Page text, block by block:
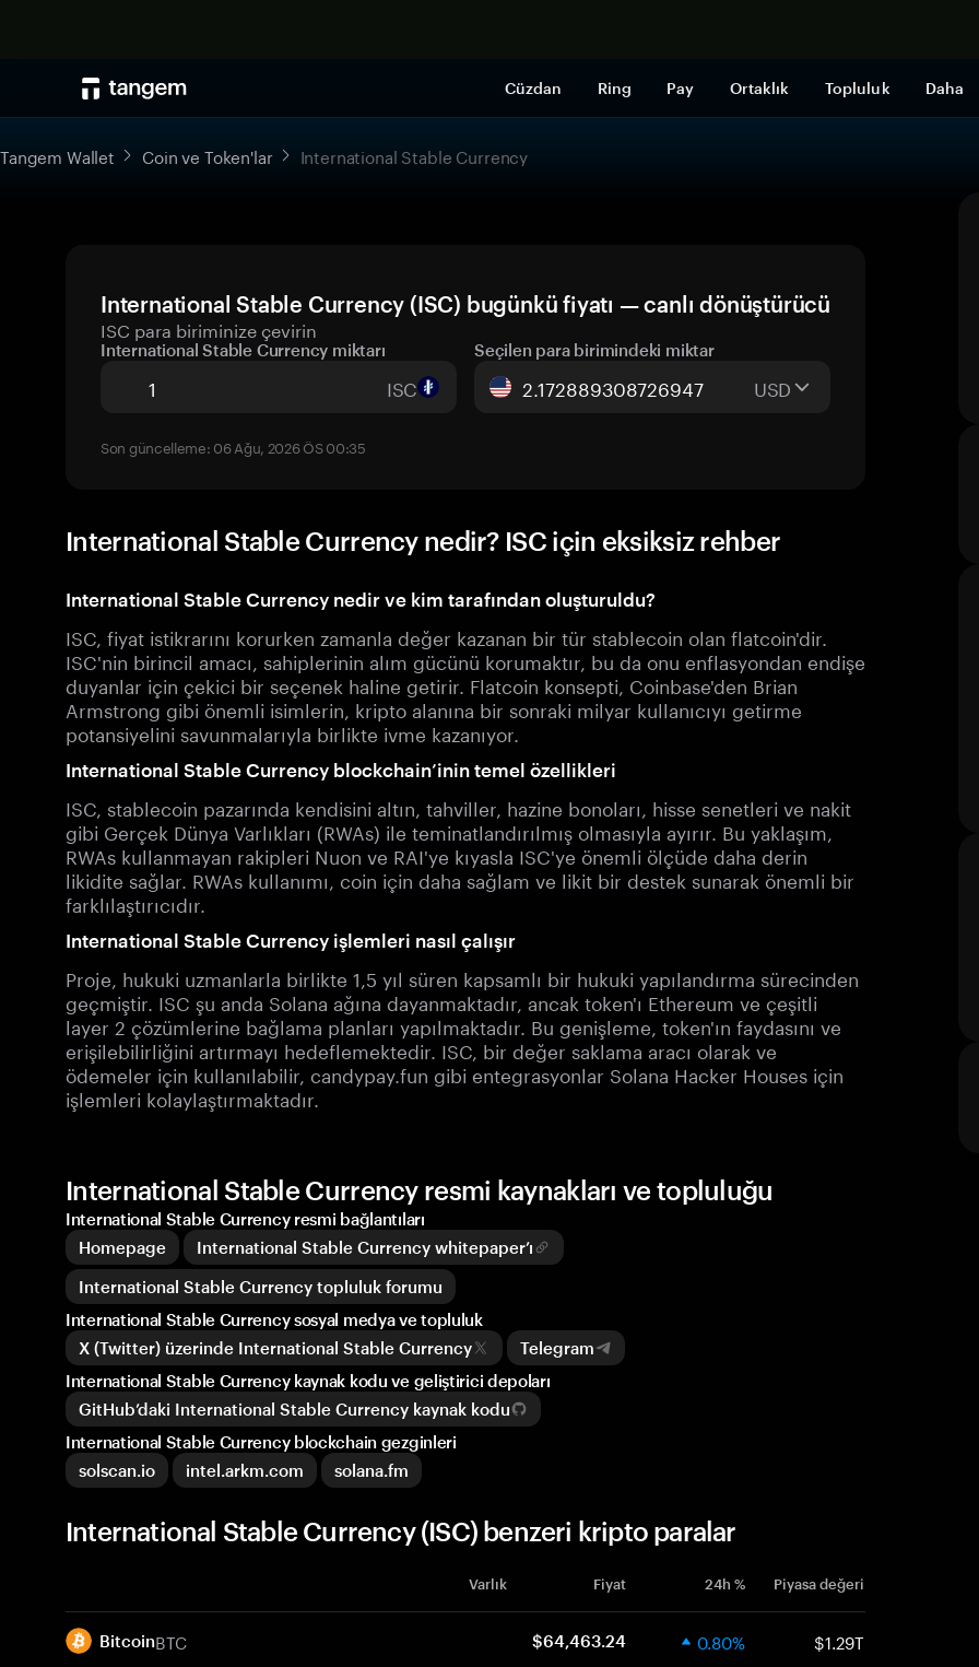
Cüzdan Ring Pay Ortaklık Topluluk Daha
Tangem Wallet Coin ve Token'lar International Stable Currency
International Stable Currency (ISC) bugünkü fiyatı — canlı dönüştürücü
ISC para biriminize çevirin
International Stable Currency miktarı
ISC
Seçilen para birimindeki miktar
USD
Son güncelleme: 06 Ağu, 2026 ÖS 00:35
International Stable Currency nedir? ISC için eksiksiz rehber
International Stable Currency nedir ve kim tarafından oluşturuldu?
ISC, fiyat istikrarını korurken zamanla değer kazanan bir tür stablecoin olan flatcoin'dir.
ISC'nin birincil amacı, sahiplerinin alım gücünü korumaktır, bu da onu enflasyondan endişe
duyanlar için çekici bir seçenek haline getirir. Flatcoin konsepti, Coinbase'den Brian
Armstrong gibi önemli isimlerin, kripto alanına bir sonraki milyar kullanıcıyı getirme
potansiyelini savunmalarıyla birlikte ivme kazanıyor.
International Stable Currency blockchain’inin temel özellikleri
ISC, stablecoin pazarında kendisini altın, tahviller, hazine bonoları, hisse senetleri ve nakit
gibi Gerçek Dünya Varlıkları (RWAs) ile teminatlandırılmış olmasıyla ayırır. Bu yaklaşım,
RWAs kullanmayan rakipleri Nuon ve RAI'ye kıyasla ISC'ye önemli ölçüde daha derin
likidite sağlar. RWAs kullanımı, coin için daha sağlam ve likit bir destek sunarak önemli bir
farklılaştırıcıdır.
International Stable Currency işlemleri nasıl çalışır
Proje, hukuki uzmanlarla birlikte 1,5 yıl süren kapsamlı bir hukuki yapılandırma sürecinden
geçmiştir. ISC şu anda Solana ağına dayanmaktadır, ancak token'ı Ethereum ve çeşitli
layer 2 çözümlerine bağlama planları yapılmaktadır. Bu genişleme, token'ın faydasını ve
erişilebilirliğini artırmayı hedeflemektedir. ISC, bir değer saklama aracı olarak ve
ödemeler için kullanılabilir, candypay.fun gibi entegrasyonlar Solana Hacker Houses için
işlemleri kolaylaştırmaktadır.
International Stable Currency resmi kaynakları ve topluluğu
International Stable Currency resmi bağlantıları
Homepage
International Stable Currency whitepaper’ı
International Stable Currency topluluk forumu
International Stable Currency sosyal medya ve topluluk
X (Twitter) üzerinde International Stable Currency
Telegram
International Stable Currency kaynak kodu ve geliştirici depoları
GitHub’daki International Stable Currency kaynak kodu
International Stable Currency blockchain gezginleri
solscan.io
intel.arkm.com solana.fm
International Stable Currency (ISC) benzeri kripto paralar
Varlık Fiyat 24h % Piyasa değeri
BitcoinBTC $64,463.24 0.80% $1.29T